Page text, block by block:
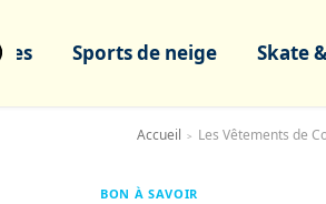
Sports de neige Skate
Accueil > Les Vêtements de
BON À SAVOIR